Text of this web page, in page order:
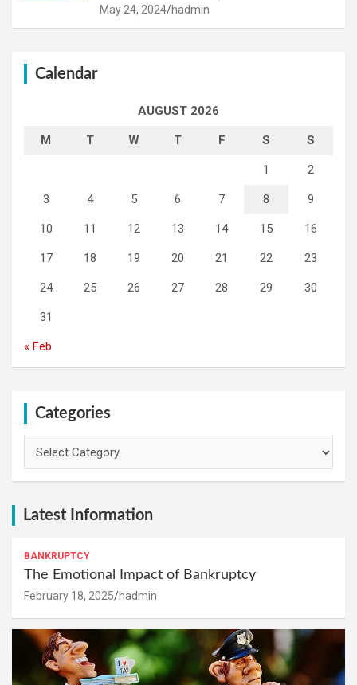
May 24, 2024 hadmin
Calendar
AUGUST 2026
M T W T F S S
1 2
3 4 5 6 7 8 9
10 11 12 13 14 15 16
17 18 19 20 21 22 23
24 25 26 27 28 29 30
31
« Feb
Categories
Latest Information
BANKRUPTCY
The Emotional Impact of Bankruptcy
February 18, 2025 hadmin